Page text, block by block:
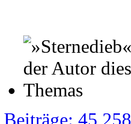
Beiträge: 45 258